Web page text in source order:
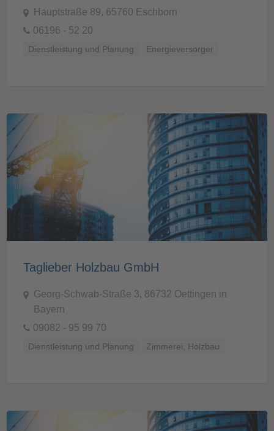
Hauptstraße 89, 65760 Eschborn
06196 - 52 20
Dienstleistung und Planung Energieversorger
Taglieber Holzbau GmbH
Georg-Schwab-Straße 3, 86732 Oettingen in
Bayern
09082 - 95 99 70
Dienstleistung und Planung Zimmerei, Holzbau